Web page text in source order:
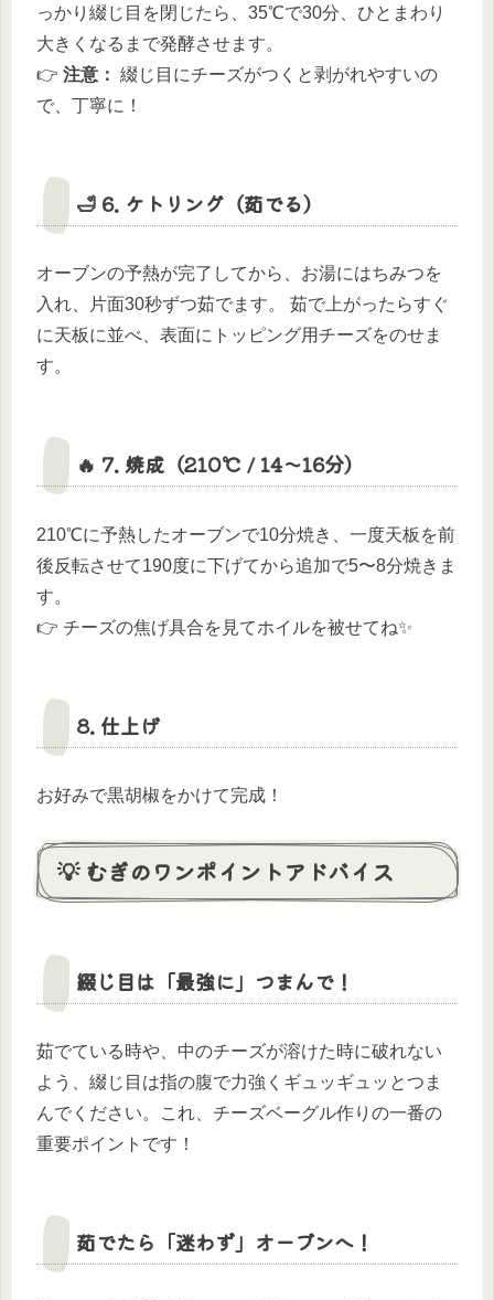
っかり綴じ目を閉じたら、35℃で30分、ひとまわり
大きくなるまで発酵させます。
👉 注意： 綴じ目にチーズがつくと剥がれやすいの
で、丁寧に！
🛁 6. ケトリング（茹でる）
オーブンの予熱が完了してから、お湯にはちみつを
入れ、片面30秒ずつ茹でます。 茹で上がったらすぐ
に天板に並べ、表面にトッピング用チーズをのせま
す。
🔥 7. 焼成（210℃ / 14〜16分）
210℃に予熱したオーブンで10分焼き、一度天板を前
後反転させて190度に下げてから追加で5〜8分焼きま
す。
👉 チーズの焦げ具合を見てホイルを被せてね✨
8. 仕上げ
お好みで黒胡椒をかけて完成！
💡 むぎのワンポイントアドバイス
綴じ目は「最強に」つまんで！
茹でている時や、中のチーズが溶けた時に破れない
よう、綴じ目は指の腹で力強くギュッギュッとつま
んでください。これ、チーズベーグル作りの一番の
重要ポイントです！
茹でたら「迷わず」オーブンへ！